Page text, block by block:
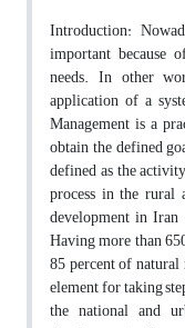
Introduction:
important because
needs. In other
application of a
Management is a
obtain the defined
defined as the
process in the
development in
Having more than
85 percent of natural
element for taking
the national and